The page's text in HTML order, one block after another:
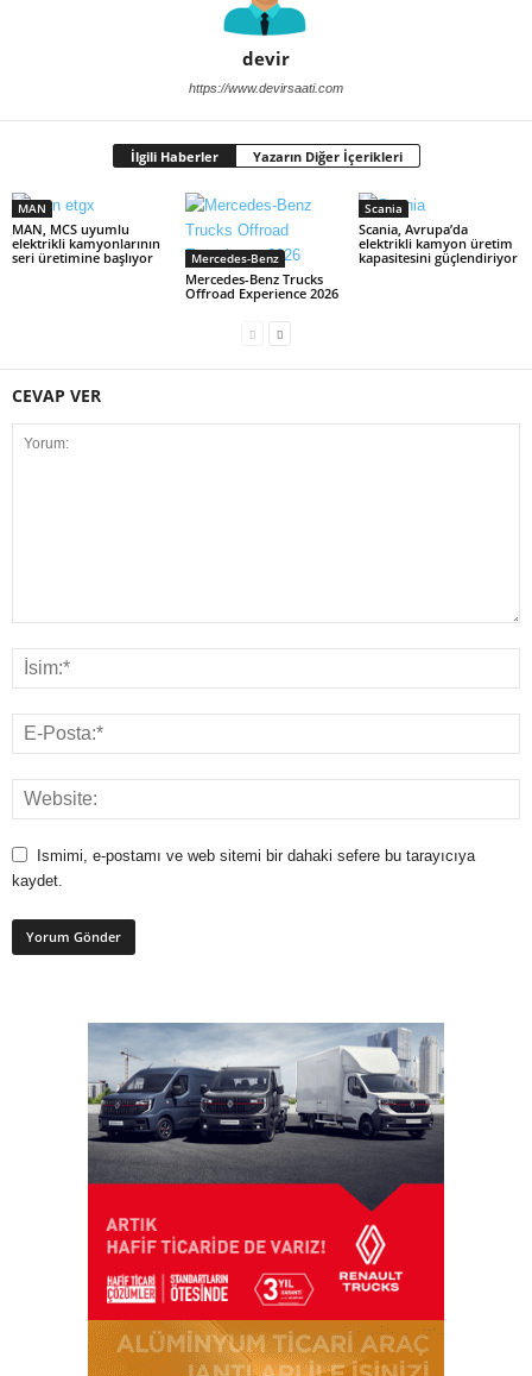
devir
https://www.devirsaati.com
İlgili Haberler Yazarın Diğer İçerikleri
MAN
MAN, MCS uyumlu
elektrikli kamyonlarının
seri üretimine başlıyor
Mercedes-Benz
Mercedes-Benz Trucks
Offroad Experience 2026
Scania
Scania, Avrupa’da
elektrikli kamyon üretim
kapasitesini güçlendiriyor
CEVAP VER
Ismimi, e-postamı ve web sitemi bir dahaki sefere bu tarayıcıya
kaydet.